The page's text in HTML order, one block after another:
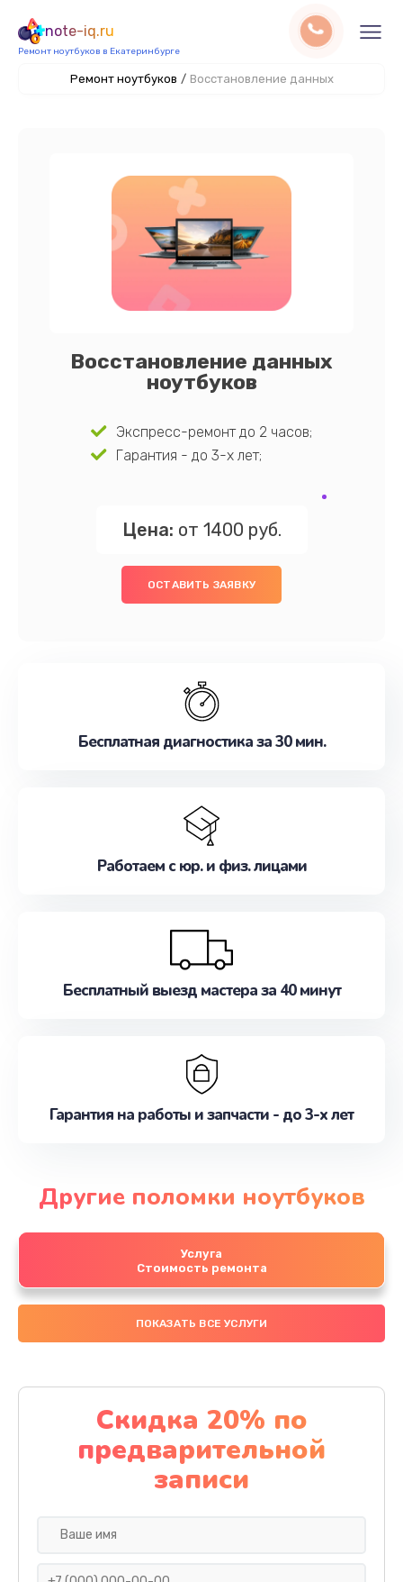
note-iq.ru
Ремонт ноутбуков в Екатеринбурге
Ремонт ноутбуков / Восстановление данных
Восстановление данных
ноутбуков
Экспресс-ремонт до 2 часов;
Гарантия - до 3-х лет;
Цена: от 1400 руб.
ОСТАВИТЬ ЗАЯВКУ
Бесплатная диагностика за 30 мин.
Работаем с юр. и физ. лицами
Бесплатный выезд мастера за 40 минут
Гарантия на работы и запчасти - до 3-х лет
Другие поломки ноутбуков
Услуга
Стоимость ремонта
ПОКАЗАТЬ ВСЕ УСЛУГИ
Скидка 20% по
предварительной
записи